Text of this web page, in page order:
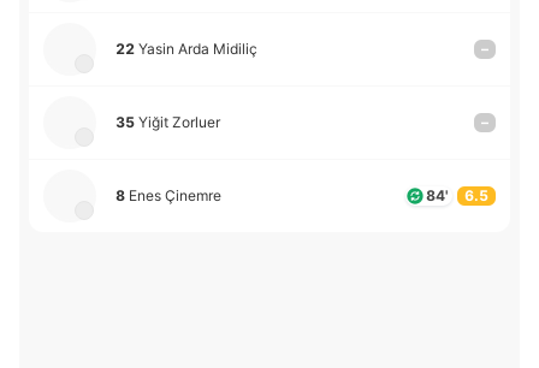
22 Yasin Arda Midiliç –
35 Yiğit Zorluer –
8 Enes Çinemre 84' 6.5